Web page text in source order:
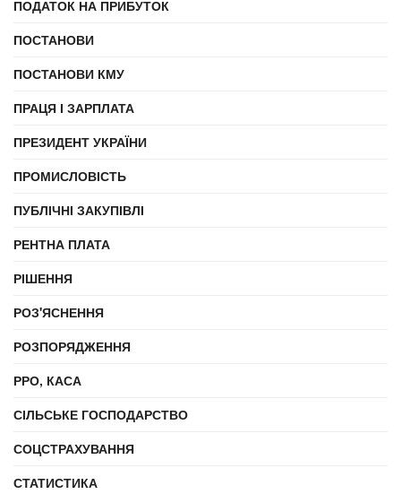
ПОДАТОК НА ПРИБУТОК
ПОСТАНОВИ
ПОСТАНОВИ КМУ
ПРАЦЯ І ЗАРПЛАТА
ПРЕЗИДЕНТ УКРАЇНИ
ПРОМИСЛОВІСТЬ
ПУБЛІЧНІ ЗАКУПІВЛІ
РЕНТНА ПЛАТА
РІШЕННЯ
РОЗ'ЯСНЕННЯ
РОЗПОРЯДЖЕННЯ
РРО, КАСА
СІЛЬСЬКЕ ГОСПОДАРСТВО
СОЦСТРАХУВАННЯ
СТАТИСТИКА